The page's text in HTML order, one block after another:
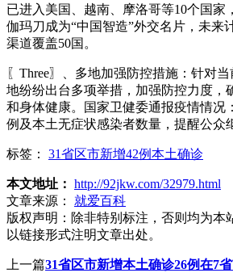
已进入美国、越南、摩洛哥等10个国家
伽玛刀成为“中国智造”外交名片，未来
渠道覆盖50国。
〖Three〗、多地加强防控措施：针对
地纷纷出台多项举措，加强防控力度，
和身体健康。国家卫健委通报疫情情况
例及本土无症状感染者数量，提醒公众
标签： 31省区市新增42例本土确诊
本文地址： http://92jkw.com/32979.html
文章来源：
就爱百科
版权声明： 除非特别标注，否则均为本
以链接形式注明文章出处。
上一篇31省区市新增本土确诊26例在7